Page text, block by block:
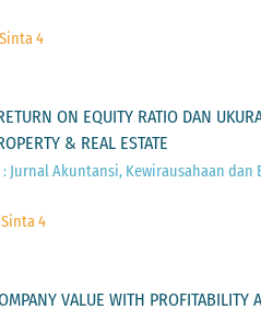
4
ON EQUITY RATIO DAN
& REAL ESTATE
: Jurnal Akuntansi, Kewirausahaan dan
4
VALUE WITH PROFITABILITY